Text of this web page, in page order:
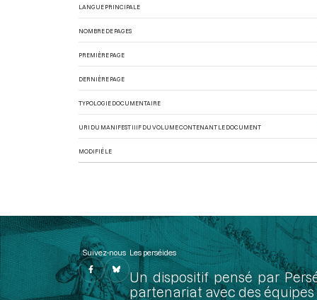
LANGUE PRINCIPALE
NOMBRE DE PAGES
PREMIÈRE PAGE
DERNIÈRE PAGE
TYPOLOGIE DOCUMENTAIRE
URI DU MANIFEST IIIF DU VOLUME CONTENANT LE DOCUMENT
MODIFIÉ LE
Suivez-nous Les perséides
Un dispositif pensé par
partenariat avec des